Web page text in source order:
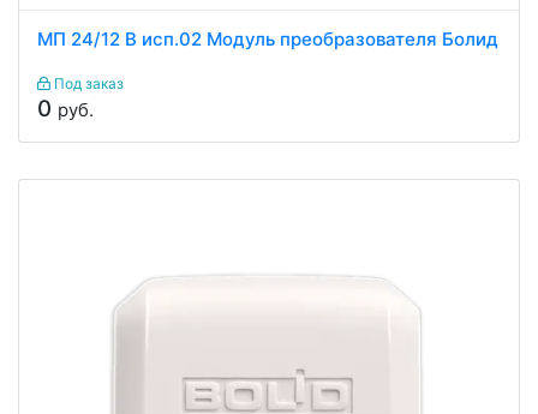
МП 24/12 В исп.02 Модуль преобразователя Болид
Под заказ
0 руб.